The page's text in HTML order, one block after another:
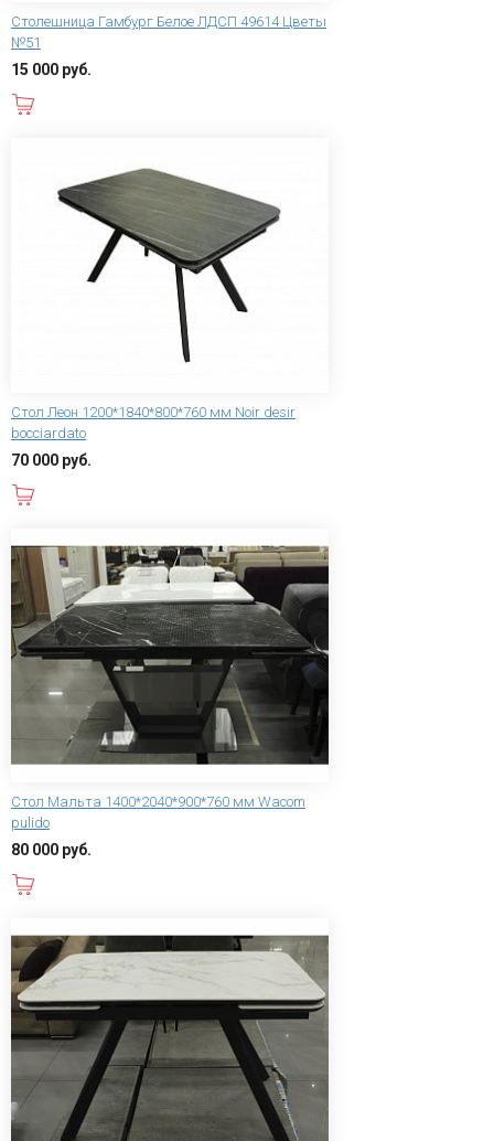
Столешница Гамбург Белое ЛДСП 49614 Цветы
№51
15 000 руб.
Стол Леон 1200*1840*800*760 мм Noir desir
bocciardato
70 000 руб.
Стол Мальта 1400*2040*900*760 мм Wacom
pulido
80 000 руб.